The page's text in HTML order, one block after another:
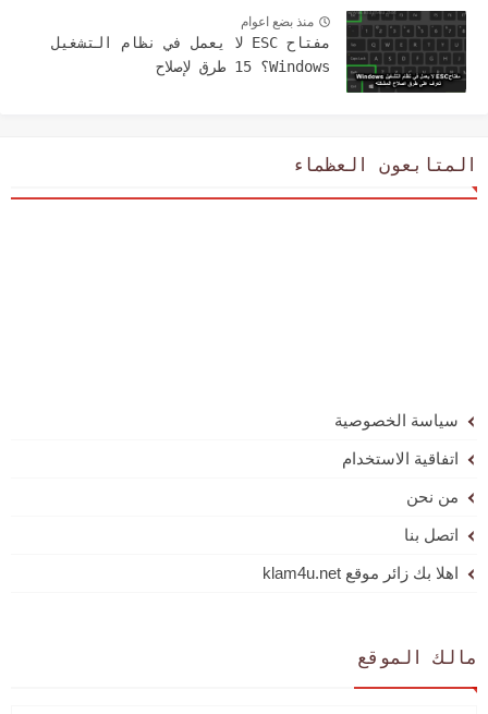
منذ بضع اعوام
مفتاح ESC لا يعمل في نظام التشغيل
Windows؟ 15 طرق لإصلاح
المتابعون العظماء
سياسة الخصوصية
اتفاقية الاستخدام
من نحن
اتصل بنا
اهلا بك زائر موقع klam4u.net
مالك الموقع